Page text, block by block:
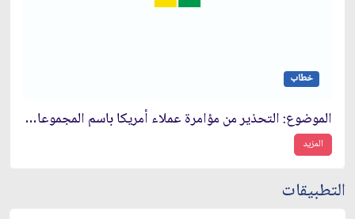
خطاب
الموضوع: التحذير من مؤامرة عملاء أمريكا باسم المجموعات اليسارية
المزيد
التطبيقات